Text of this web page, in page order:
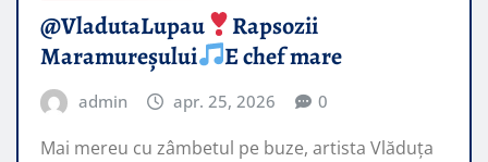
@VladutaLupau
Rapsozii
Maramureșului
E chef mare
admin apr. 25, 2026 0
Mai mereu cu zâmbetul pe buze, artista Vlăduța